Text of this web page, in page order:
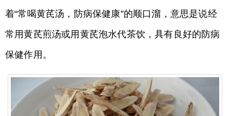
着“常喝黄芪汤，防病保健康”的顺口溜，意思是说经
常用黄芪煎汤或用黄芪泡水代茶饮，具有良好的防病
保健作用。